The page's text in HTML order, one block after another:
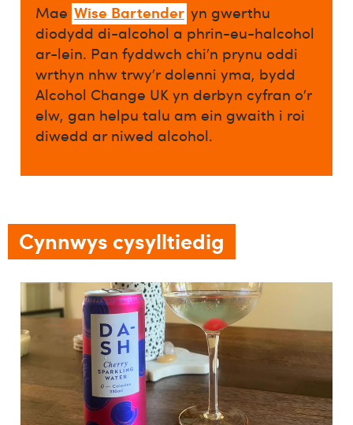
Mae Wise Bartender yn gwerthu
diodydd di-alcohol a phrin-eu-halcohol
ar-lein. Pan fyddwch chi’n prynu oddi
wrthyn nhw trwy’r dolenni yma, bydd
Alcohol Change UK yn derbyn cyfran o’r
elw, gan helpu talu am ein gwaith i roi
diwedd ar niwed alcohol.​
Cynnwys cysylltiedig